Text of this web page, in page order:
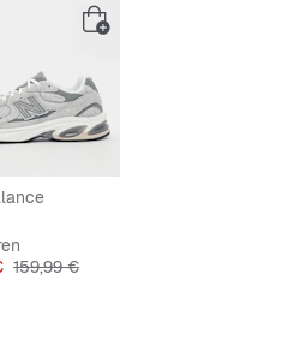
buitenzool
Originele Prijs
159,99 €